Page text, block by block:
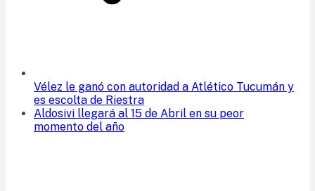
Vélez le ganó con autoridad a Atlético Tucumán y
es escolta de Riestra
Aldosivi llegará al 15 de Abril en su peor
momento del año